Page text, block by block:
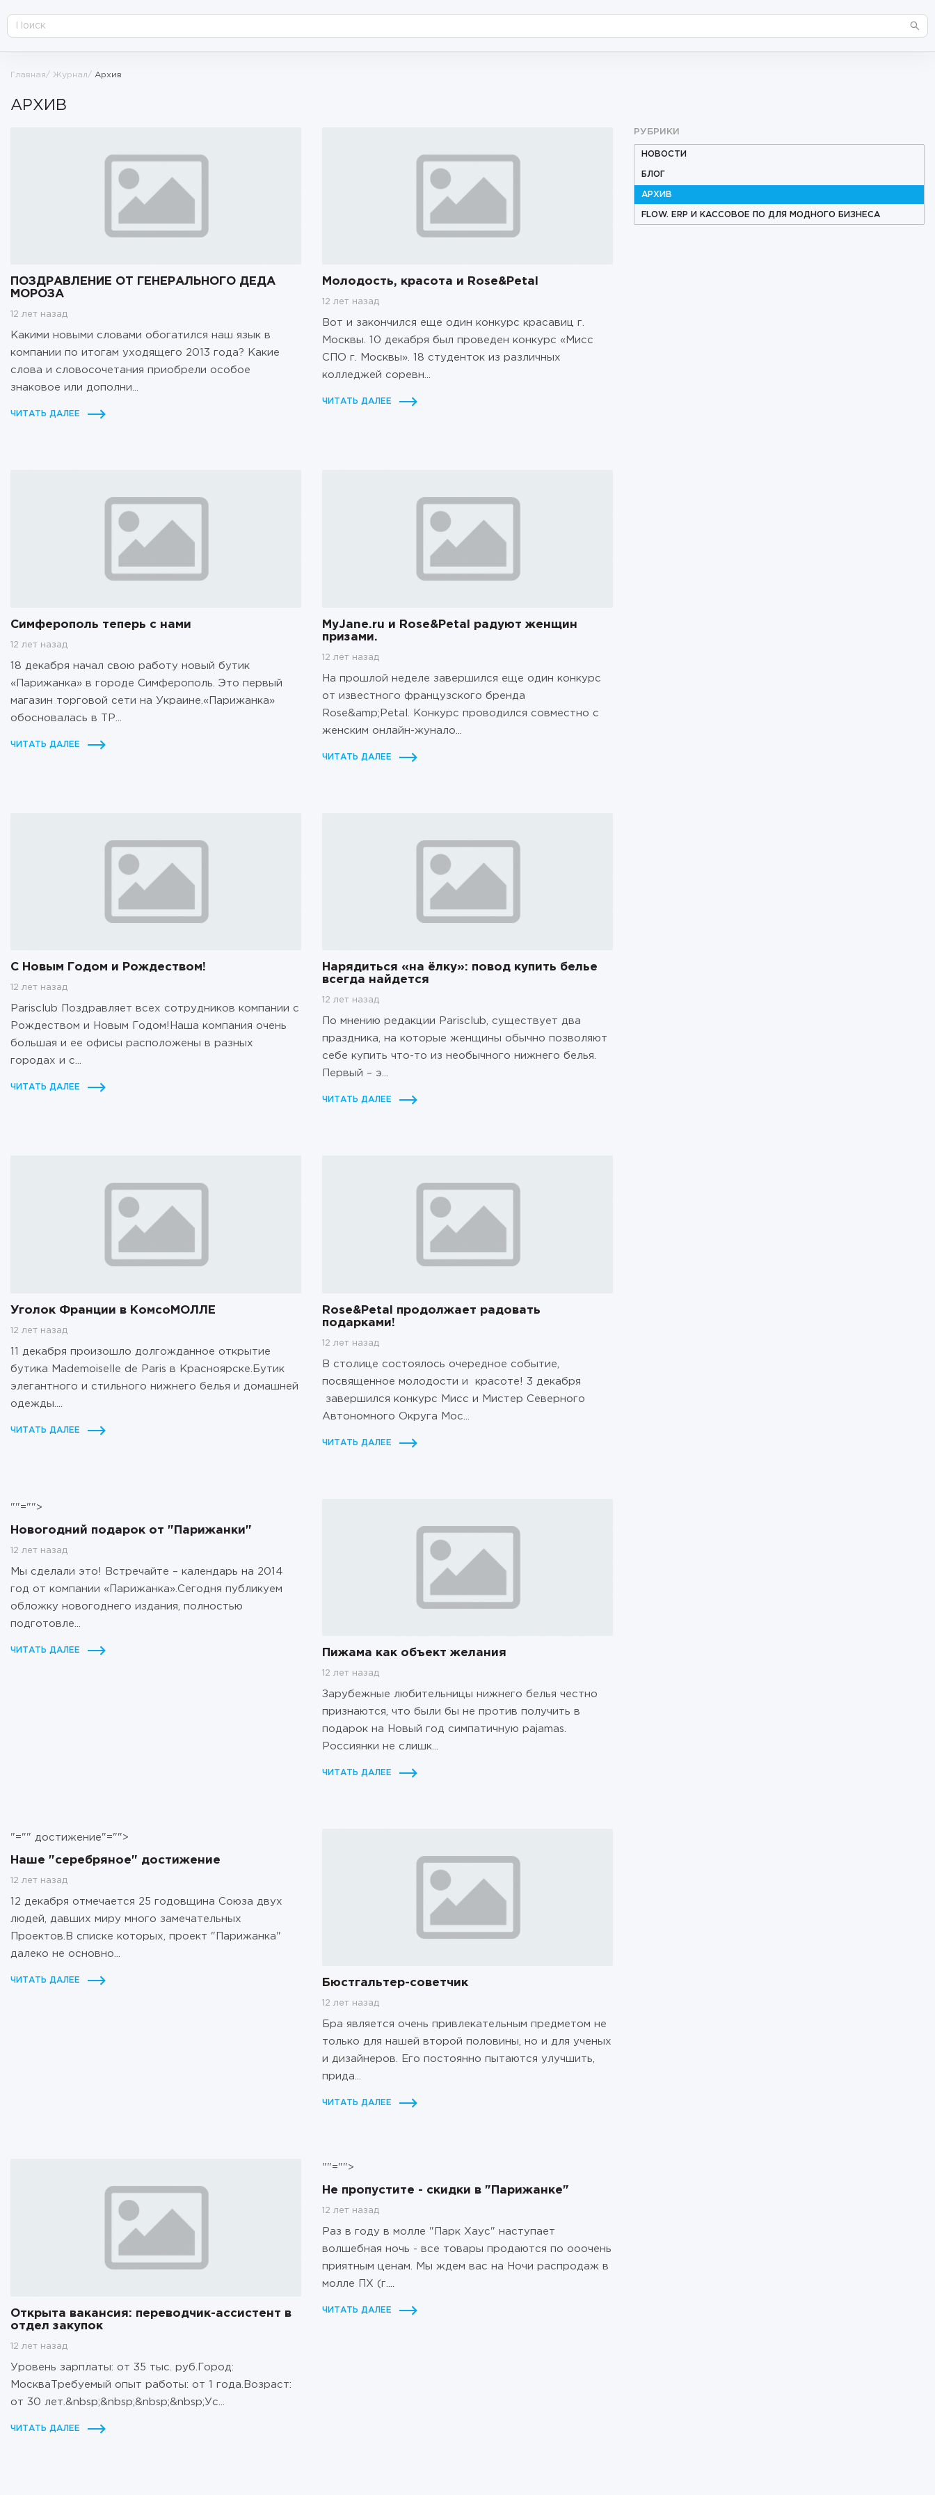
Главная Журнал Архив
АРХИВ
ПОЗДРАВЛЕНИЕ ОТ ГЕНЕРАЛЬНОГО ДЕДА
МОРОЗА
12 лет назад
Какими новыми словами обогатился наш язык в
компании по итогам уходящего 2013 года? Какие
слова и словосочетания приобрели особое
знаковое или дополни...
ЧИТАТЬ ДАЛЕЕ
Молодость, красота и Rose&Petal
12 лет назад
Вот и закончился еще один конкурс красавиц г.
Москвы. 10 декабря был проведен конкурс «Мисс
СПО г. Москвы». 18 студенток из различных
колледжей соревн...
ЧИТАТЬ ДАЛЕЕ
Симферополь теперь с нами
12 лет назад
18 декабря начал свою работу новый бутик
«Парижанка» в городе Симферополь. Это первый
магазин торговой сети на Украине.«Парижанка»
обосновалась в ТР...
ЧИТАТЬ ДАЛЕЕ
MyJane.ru и Rose&Petal радуют женщин
призами.
12 лет назад
На прошлой неделе завершился еще один конкурс
от известного французского бренда
Rose&amp;Petal. Конкурс проводился совместно с
женским онлайн-жунало...
ЧИТАТЬ ДАЛЕЕ
С Новым Годом и Рождеством!
12 лет назад
Parisclub Поздравляет всех сотрудников компании с
Рождеством и Новым Годом!Наша компания очень
большая и ее офисы расположены в разных
городах и с...
ЧИТАТЬ ДАЛЕЕ
Нарядиться «на ёлку»: повод купить белье
всегда найдется
12 лет назад
По мнению редакции Parisclub, существует два
праздника, на которые женщины обычно позволяют
себе купить что-то из необычного нижнего белья.
Первый – э...
ЧИТАТЬ ДАЛЕЕ
Уголок Франции в КомсоМОЛЛЕ
12 лет назад
11 декабря произошло долгожданное открытие
бутика Mademoiselle de Paris в Красноярске.Бутик
элегантного и стильного нижнего белья и домашней
одежды....
ЧИТАТЬ ДАЛЕЕ
Rose&Petal продолжает радовать
подарками!
12 лет назад
В столице состоялось очередное событие,
посвященное молодости и красоте! 3 декабря
завершился конкурс Мисс и Мистер Северного
Автономного Округа Мос...
ЧИТАТЬ ДАЛЕЕ
""="">
Новогодний подарок от "Парижанки"
12 лет назад
Мы сделали это! Встречайте – календарь на 2014
год от компании «Парижанка».Сегодня публикуем
обложку новогоднего издания, полностью
подготовле...
ЧИТАТЬ ДАЛЕЕ Пижама как объект желания
12 лет назад
Зарубежные любительницы нижнего белья честно
признаются, что были бы не против получить в
подарок на Новый год симпатичную pajamas.
Россиянки не слишк...
ЧИТАТЬ ДАЛЕЕ
"="" достижение"="">
Наше "серебряное" достижение
12 лет назад
12 декабря отмечается 25 годовщина Союза двух
людей, давших миру много замечательных
Проектов.В списке которых, проект "Парижанка"
далеко не основно...
ЧИТАТЬ ДАЛЕЕ Бюстгальтер-советчик
12 лет назад
Бра является очень привлекательным предметом не
только для нашей второй половины, но и для ученых
и дизайнеров. Его постоянно пытаются улучшить,
прида...
ЧИТАТЬ ДАЛЕЕ
Открыта вакансия: переводчик-ассистент в
отдел закупок
12 лет назад
Уровень зарплаты: от 35 тыс. руб.Город:
МоскваТребуемый опыт работы: от 1 года.Возраст:
от 30 лет.&nbsp;&nbsp;&nbsp;&nbsp;Ус...
ЧИТАТЬ ДАЛЕЕ
""="">
Не пропустите - скидки в "Парижанке"
12 лет назад
Раз в году в молле "Парк Хаус" наступает
волшебная ночь - все товары продаются по ооочень
приятным ценам. Мы ждем вас на Ночи распродаж в
молле ПХ (г....
ЧИТАТЬ ДАЛЕЕ
РУБРИКИ
НОВОСТИ
БЛОГ
АРХИВ
FLOW. ERP И КАССОВОЕ ПО ДЛЯ МОДНОГО БИЗНЕСА